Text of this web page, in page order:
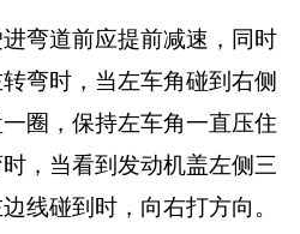
道前应提前减速，同时
弯时，当左车角碰到右侧
圈，保持左车角一直压住
，当看到发动机盖左侧三
线碰到时，向右打方向。